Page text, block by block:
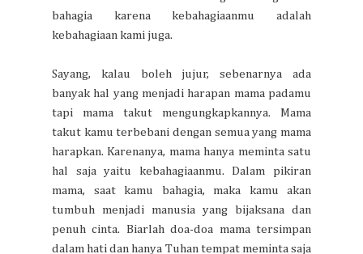
bahagia karena kebahagiaanmu adalah
kebahagiaan kami juga.
Sayang, kalau boleh jujur, sebenarnya ada
banyak hal yang menjadi harapan mama padamu
tapi mama takut mengungkapkannya. Mama
takut kamu terbebani dengan semua yang mama
harapkan. Karenanya, mama hanya meminta satu
hal saja yaitu kebahagiaanmu. Dalam pikiran
mama, saat kamu bahagia, maka kamu akan
tumbuh menjadi manusia yang bijaksana dan
penuh cinta. Biarlah doa-doa mama tersimpan
dalam hati dan hanya Tuhan tempat meminta saja